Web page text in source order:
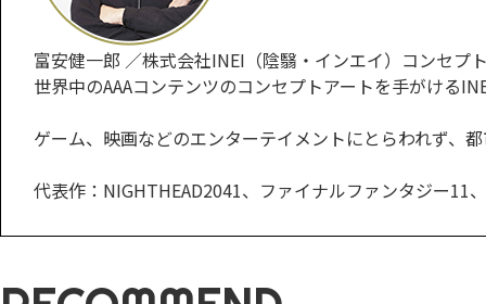
富安健一郎 ／株式会社INEI（陰翳・インエイ）コンセプ
世界中のAAAコンテンツのコンセプトアートを手がける
ゲーム、映画などのエンターテイメントにとらわれず、
代表作：NIGHTHEAD2041、ファイナルファンタジー11